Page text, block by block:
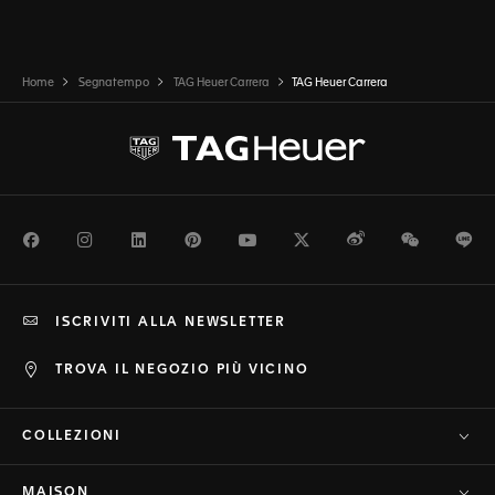
Home Segnatempo TAG Heuer Carrera TAG Heuer Carrera
FacebookInstagramLinkedInPinterestYoutubeTwitterWeiboWeChat
TROVA IL NEGOZIO PIÙ VICINO
ISCRIVITI ALLA NEWSLETTER
COLLEZIONI